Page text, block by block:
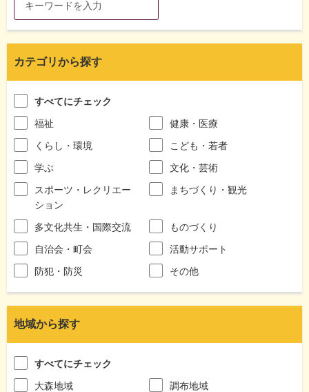
カテゴリから探す
すべてにチェック
福祉
健康・医療
くらし・環境
こども・若者
学ぶ
文化・芸術
スポーツ・レクリエー
ション
まちづくり・観光
多文化共生・国際交流
ものづくり
自治会・町会
活動サポート
防犯・防災
その他
地域から探す
すべてにチェック
大森地域
調布地域